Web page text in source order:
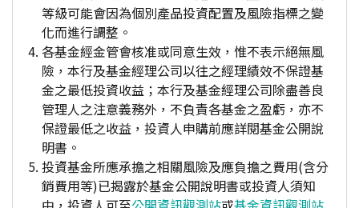
等級可能會因為個別產品投資配置及風險指標之變
化而進行調整。
各基金經金管會核准或同意生效，惟不表示絕無風
險，本行及基金經理公司以往之經理績效不保證基
金之最低投資收益；本行及基金經理公司除盡善良
管理人之注意義務外，不負責各基金之盈虧，亦不
保證最低之收益，投資人申購前應詳閱基金公開說
明書。
投資基金所應承擔之相關風險及應負擔之費用(含分
銷費用等)已揭露於基金公開說明書或投資人須知